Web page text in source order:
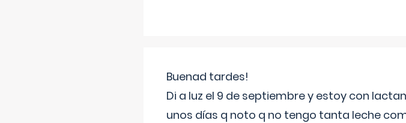
Buenad tardes!
Di a luz el 9 de septiembre y estoy con
unos días q noto q no tengo tanta leche